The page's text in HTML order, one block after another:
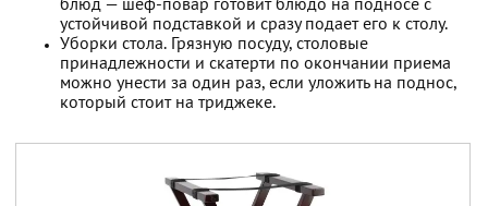
блюд — шеф-повар готовит блюдо на подносе с
устойчивой подставкой и сразу подает его к столу.
Уборки стола. Грязную посуду, столовые
принадлежности и скатерти по окончании приема
можно унести за один раз, если уложить на поднос,
который стоит на триджеке.